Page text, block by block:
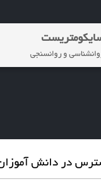
و روانسنجی
در دانش